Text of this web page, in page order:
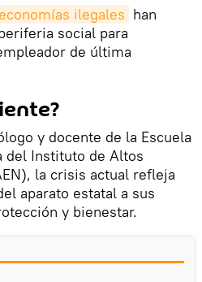
economías ilegales han
social para
de última
y docente de la Escuela
del Instituto de Altos
la crisis actual refleja
aparato estatal a sus
y bienestar.